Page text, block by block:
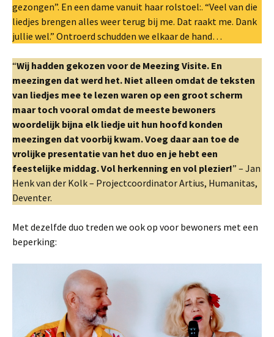
gezongen”. En een dame vanuit haar rolstoel:. “Veel van die
liedjes brengen alles weer terug bij me. Dat raakt me. Dank
jullie wel.” Ontroerd schudden we elkaar de hand…
“Wij hadden gekozen voor de Meezing Visite. En
meezingen dat werd het. Niet alleen omdat de teksten
van liedjes mee te lezen waren op een groot scherm
maar toch vooral omdat de meeste bewoners
woordelijk bijna elk liedje uit hun hoofd konden
meezingen dat voorbij kwam. Voeg daar aan toe de
vrolijke presentatie van het duo en je hebt een
feestelijke middag. Vol herkenning en vol plezier!” – Jan
Henk van der Kolk – Projectcoordinator Artius, Humanitas,
Deventer.
Met dezelfde duo treden we ook op voor bewoners met een
beperking: